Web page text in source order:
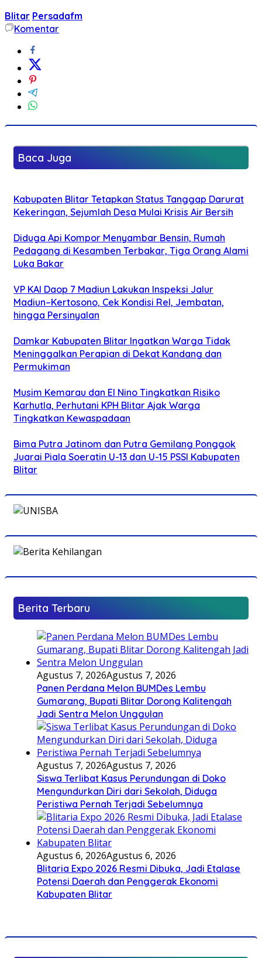
Blitar Persadafm
Komentar
Baca Juga
Kabupaten Blitar Tetapkan Status Tanggap Darurat
Kekeringan, Sejumlah Desa Mulai Krisis Air Bersih
Diduga Api Kompor Menyambar Bensin, Rumah
Pedagang di Kesamben Terbakar, Tiga Orang Alami
Luka Bakar
VP KAI Daop 7 Madiun Lakukan Inspeksi Jalur
Madiun–Kertosono, Cek Kondisi Rel, Jembatan,
hingga Persinyalan
Damkar Kabupaten Blitar Ingatkan Warga Tidak
Meninggalkan Perapian di Dekat Kandang dan
Permukiman
Musim Kemarau dan El Nino Tingkatkan Risiko
Karhutla, Perhutani KPH Blitar Ajak Warga
Tingkatkan Kewaspadaan
Bima Putra Jatinom dan Putra Gemilang Ponggok
Juarai Piala Soeratin U-13 dan U-15 PSSI Kabupaten
Blitar
Berita Terbaru
Agustus 7, 2026Agustus 7, 2026
Panen Perdana Melon BUMDes Lembu
Gumarang, Bupati Blitar Dorong Kalitengah
Jadi Sentra Melon Unggulan
Agustus 7, 2026Agustus 7, 2026
Siswa Terlibat Kasus Perundungan di Doko
Mengundurkan Diri dari Sekolah, Diduga
Peristiwa Pernah Terjadi Sebelumnya
Agustus 6, 2026Agustus 6, 2026
Blitaria Expo 2026 Resmi Dibuka, Jadi Etalase
Potensi Daerah dan Penggerak Ekonomi
Kabupaten Blitar